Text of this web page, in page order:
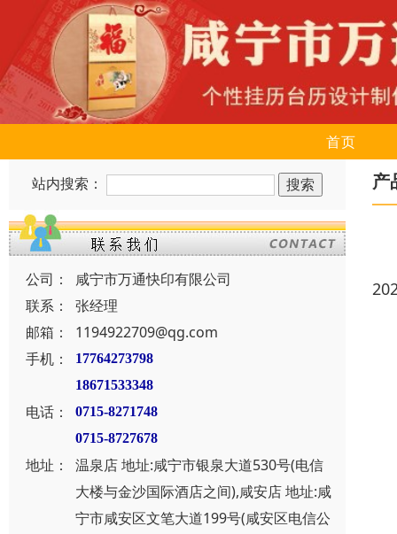
首页
站内搜索：
公司：
咸宁市万通快印有限公司
联系：
张经理
邮箱：
1194922709@qg.com
手机：
17764273798
18671533348
电话：
0715-8271748
0715-8727678
地址：
温泉店 地址:咸宁市银泉大道530号(电信
大楼与金沙国际酒店之间),咸安店 地址:咸
宁市咸安区文笔大道199号(咸安区电信公
产